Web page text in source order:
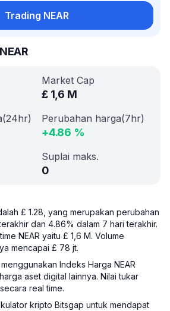
Trading NEAR
Market Cap
£ 1,6 M
Perubahan harga(7hr)
+4.86 %
Suplai maks.
0
£ 1.28, yang merupakan perubahan
dan 4.86% dalam 7 hari terakhir.
NEAR yaitu £ 1,6 M. Volume
mencapai £ 78 jt.
Indeks Harga NEAR
aset digital lainnya. Nilai tukar
real time.
kripto Bitsgap untuk mendapat